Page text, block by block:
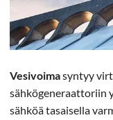
Vesivoimasyntyy
sähkögeneraattoriin
sähköä tasaisella